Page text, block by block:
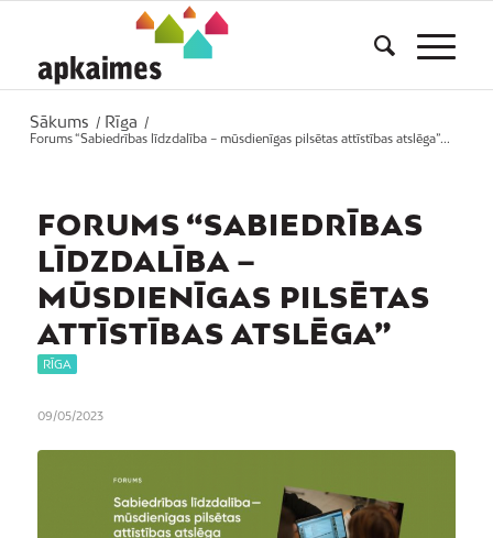
Sākums / Rīga
/
Forums “Sabiedrības līdzdalība – mūsdienīgas pilsētas attīstības atslēga”...
FORUMS “SABIEDRĪBAS
LĪDZDALĪBA –
MŪSDIENĪGAS PILSĒTAS
ATTĪSTĪBAS ATSLĒGA”
RĪGA
09/05/2023